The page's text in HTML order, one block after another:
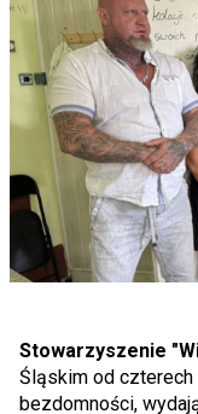
Stowarzyszenie
Śląskim od
bezdomności,